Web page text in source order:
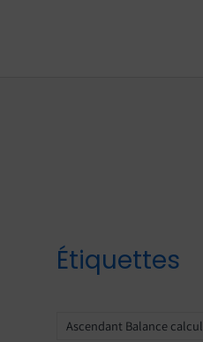
Étiquettes
Ascendant Balance calcul